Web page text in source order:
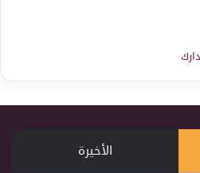
الأخيرة